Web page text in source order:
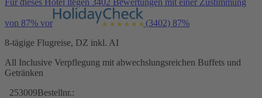
von 87% vor (3402) 87%
8-tägige Flugreise, DZ inkl. AI
All Inclusive Verpflegung mit abwechslungsreichen Buffets und
Getränken
253009Bestellnr.: